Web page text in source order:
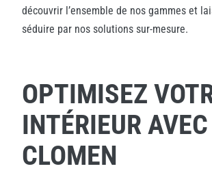
découvrir l’ensemble de nos gammes et
séduire par nos solutions sur-mesure.
OPTIMISEZ
INTÉRIEUR AVEC
CLOMEN